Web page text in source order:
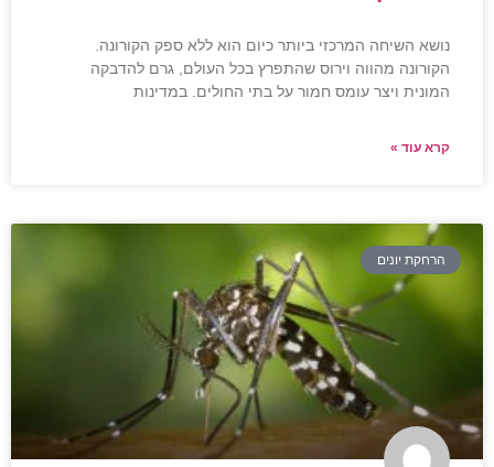
נושא השיחה המרכזי ביותר כיום הוא ללא ספק הקורונה.
הקורונה מהווה וירוס שהתפרץ בכל העולם, גרם להדבקה
המונית ויצר עומס חמור על בתי החולים. במדינות
קרא עוד »
הרחקת יונים